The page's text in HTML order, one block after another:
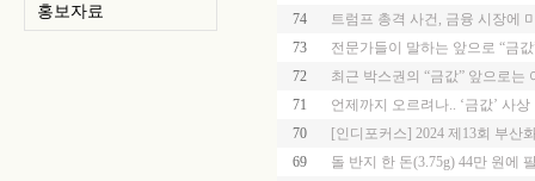
홍보자료
74
트럼프 총격 사건, 금융 시장에
73
전문가들이 말하는 앞으로 “금
72
최근 박스권의 “금값” 앞으로는
71
언제까지 오르려나.. ‘금값’ 사
70
[인디포커스] 2024 제13회 부산
69
돌 반지 한 돈(3.75g) 44만 원에